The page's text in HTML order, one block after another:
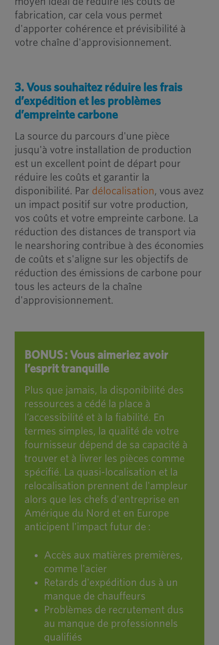
fabrication, car cela vous permet
d'apporter cohérence et prévisibilité à
votre chaîne d'approvisionnement.
3. Vous souhaitez réduire les frais
d’expédition et les problèmes
d’empreinte carbone
La source du parcours d'une pièce
jusqu'à votre installation de production
est un excellent point de départ pour
réduire les coûts et garantir la
disponibilité. Par délocalisation, vous avez
un impact positif sur votre production,
vos coûts et votre empreinte carbone. La
réduction des distances de transport via
le nearshoring contribue à des économies
de coûts et s'aligne sur les objectifs de
réduction des émissions de carbone pour
tous les acteurs de la chaîne
d'approvisionnement.
BONUS : Vous aimeriez avoir
l’esprit tranquille
Plus que jamais, la disponibilité des
ressources a cédé la place à
l’accessibilité et à la fiabilité. En
termes simples, la qualité de votre
fournisseur dépend de sa capacité à
trouver et à livrer les pièces comme
spécifié. La quasi-localisation et la
relocalisation prennent de l'ampleur
alors que les chefs d'entreprise en
Amérique du Nord et en Europe
anticipent l'impact futur de :
Accès aux matières premières,
comme l'acier
Retards d'expédition dus à un
manque de chauffeurs
Problèmes de recrutement dus
au manque de professionnels
qualifiés